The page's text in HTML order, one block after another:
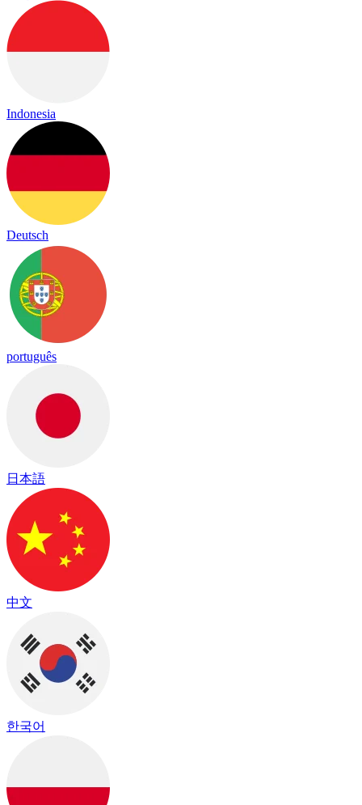
Indonesia
Deutsch
português
日本語
中文
한국어